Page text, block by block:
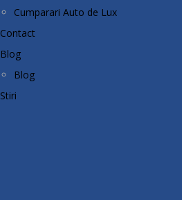
Cumparari Auto de Lux
Contact
Blog
Blog
Stiri